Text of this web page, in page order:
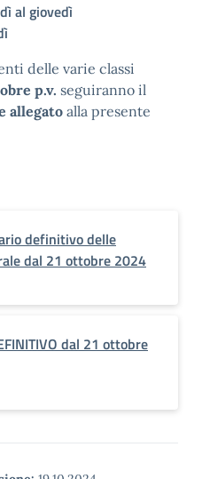
al giovedì
delle varie classi
p.v. seguiranno il
allegato alla presente
definitivo delle
dal 21 ottobre 2024
dal 21 ottobre